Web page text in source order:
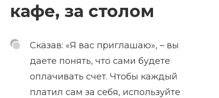
кафе, за столом
Сказав: «Я вас приглашаю», – вы
даете понять, что сами будете
оплачивать счет. Чтобы каждый
платил сам за себя, используйте